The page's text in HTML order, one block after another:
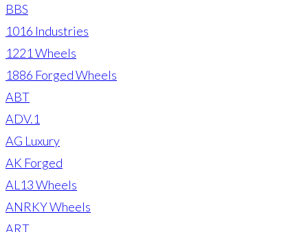
BBS
1016 Industries
1221 Wheels
1886 Forged Wheels
ABT
ADV.1
AG Luxury
AK Forged
AL13 Wheels
ANRKY Wheels
ART